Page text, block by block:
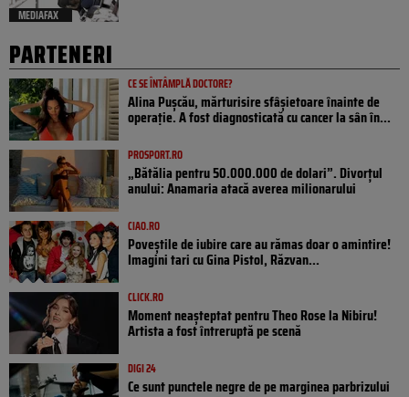
MEDIAFAX
PARTENERI
CE SE ÎNTÂMPLĂ DOCTORE?
Alina Pușcău, mărturisire sfâșietoare înainte de
operație. A fost diagnosticată cu cancer la sân în...
PROSPORT.RO
„Bătălia pentru 50.000.000 de dolari”. Divorțul
anului: Anamaria atacă averea milionarului
CIAO.RO
Poveştile de iubire care au rămas doar o amintire!
Imagini tari cu Gina Pistol, Răzvan...
CLICK.RO
Moment neașteptat pentru Theo Rose la Nibiru!
Artista a fost întreruptă pe scenă
DIGI 24
Ce sunt punctele negre de pe marginea parbrizului